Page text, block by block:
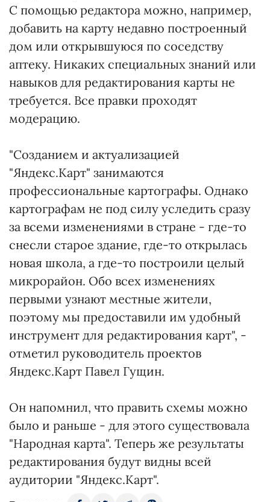
С помощью редактора можно, например,
добавить на карту недавно построенный
дом или открывшуюся по соседству
аптеку. Никаких специальных знаний или
навыков для редактирования карты не
требуется. Все правки проходят
модерацию.
"Созданием и актуализацией
"Яндекс.Карт" занимаются
профессиональные картографы. Однако
картографам не под силу уследить сразу
за всеми изменениями в стране - где-то
снесли старое здание, где-то открылась
новая школа, а где-то построили целый
микрорайон. Обо всех изменениях
первыми узнают местные жители,
поэтому мы предоставили им удобный
инструмент для редактирования карт", -
отметил руководитель проектов
Яндекс.Карт Павел Гущин.
Он напомнил, что править схемы можно
было и раньше - для этого существовала
"Народная карта". Теперь же результаты
редактирования будут видны всей
аудитории "Яндекс.Карт".